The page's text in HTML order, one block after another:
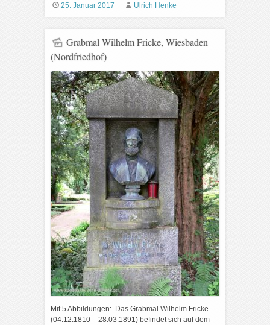
25. Januar 2017 Ulrich Henke
Grabmal Wilhelm Fricke, Wiesbaden
(Nordfriedhof)
Mit 5 Abbildungen: Das Grabmal Wilhelm Fricke
(04.12.1810 – 28.03.1891) befindet sich auf dem